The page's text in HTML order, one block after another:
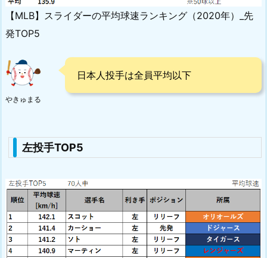
【MLB】スライダーの平均球速ランキング（2020年）_先
発TOP5
やきゅまる
日本人投手は全員平均以下
左投手TOP5